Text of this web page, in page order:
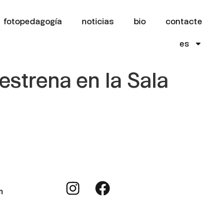
fotopedagogía noticias bio contacte
es
en la Sala